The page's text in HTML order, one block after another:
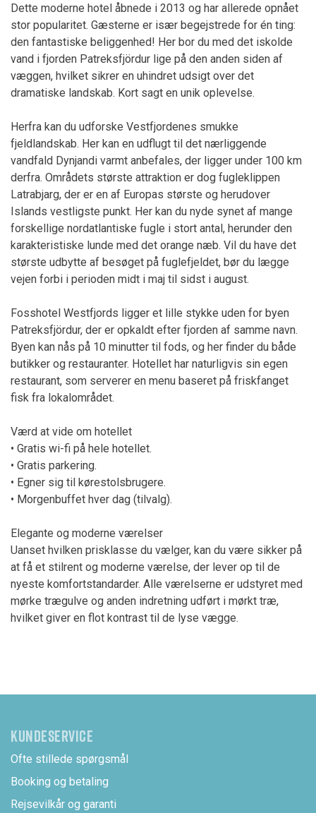
Dette moderne hotel åbnede i 2013 og har allerede opnået
stor popularitet. Gæsterne er især begejstrede for én ting:
den fantastiske beliggenhed! Her bor du med det iskolde
vand i fjorden Patreksfjördur lige på den anden siden af
væggen, hvilket sikrer en uhindret udsigt over det
dramatiske landskab. Kort sagt en unik oplevelse.
Herfra kan du udforske Vestfjordenes smukke
fjeldlandskab. Her kan en udflugt til det nærliggende
vandfald Dynjandi varmt anbefales, der ligger under 100 km
derfra. Områdets største attraktion er dog fugleklippen
Latrabjarg, der er en af Europas største og herudover
Islands vestligste punkt. Her kan du nyde synet af mange
forskellige nordatlantiske fugle i stort antal, herunder den
karakteristiske lunde med det orange næb. Vil du have det
største udbytte af besøget på fuglefjeldet, bør du lægge
vejen forbi i perioden midt i maj til sidst i august.
Fosshotel Westfjords ligger et lille stykke uden for byen
Patreksfjördur, der er opkaldt efter fjorden af samme navn.
Byen kan nås på 10 minutter til fods, og her finder du både
butikker og restauranter. Hotellet har naturligvis sin egen
restaurant, som serverer en menu baseret på friskfanget
fisk fra lokalområdet.
Værd at vide om hotellet
• Gratis wi-fi på hele hotellet.
• Gratis parkering.
• Egner sig til kørestolsbrugere.
• Morgenbuffet hver dag (tilvalg).
Elegante og moderne værelser
Uanset hvilken prisklasse du vælger, kan du være sikker på
at få et stilrent og moderne værelse, der lever op til de
nyeste komfortstandarder. Alle værelserne er udstyret med
mørke trægulve og anden indretning udført i mørkt træ,
hvilket giver en flot kontrast til de lyse vægge.
KUNDESERVICE
Ofte stillede spørgsmål
Booking og betaling
Rejsevilkår og garanti